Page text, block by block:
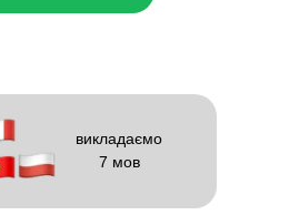
викладаємо
7 мов